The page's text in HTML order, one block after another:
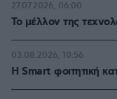
Το μέλλον της
27.07.2026, 06:00
Η Smart φοιτητική
03.08.2026, 10:56